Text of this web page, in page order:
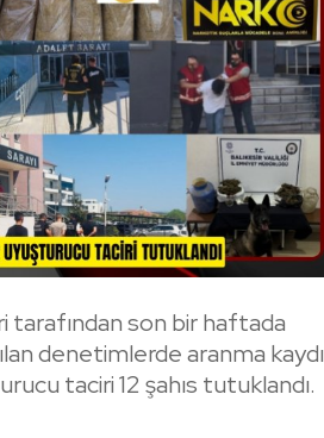
tarafından son bir haftada
denetimlerde aranma kaydı
taciri 12 şahıs tutuklandı.